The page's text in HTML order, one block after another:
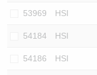
53969 HSI
54184 HSI
54186 HSI